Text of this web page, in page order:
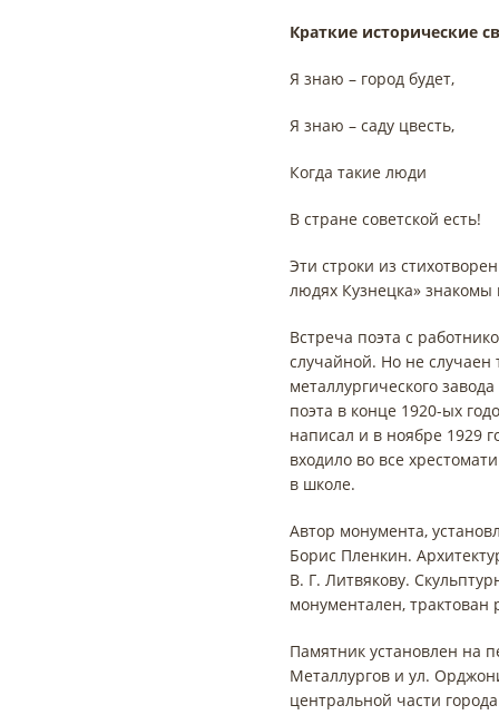
Краткие исторические
Я знаю – город будет,
Я знаю – саду цвесть,
Когда такие люди
В стране советской есть!
Эти строки из
людях Кузнецка» знакомы
Встреча поэта с
случайной. Но не случаен
металлургического
поэта в конце 1920-ых
написал и в ноябре 1929
входило во все
в школе.
Автор монумента,
Борис Пленкин.
В. Г. Литвякову.
монументален,
Памятник установлен на
Металлургов и ул.
центральной части